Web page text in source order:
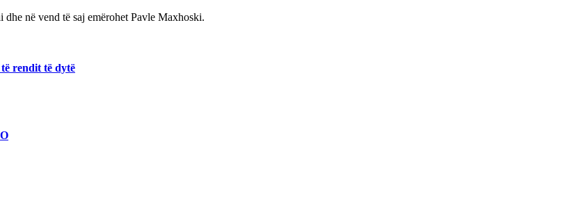
në vend të saj emërohet Pavle Maxhoski.
rendit të dytë